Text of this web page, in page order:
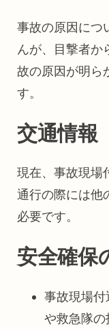
事故の原因につ
んが、目撃者か
故の原因が明ら
す。
交通情報
現在、事故現場
通行の際には他
必要です。
安全確保
事故現場
や救急隊の